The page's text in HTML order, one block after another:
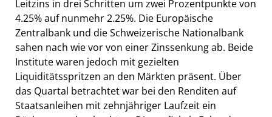
Leitzins in drei Schritten um zwei Prozentpunkte von
4.25% auf nunmehr 2.25%. Die Europäische
Zentralbank und die Schweizerische Nationalbank
sahen nach wie vor von einer Zinssenkung ab. Beide
Institute waren jedoch mit gezielten
Liquiditätsspritzen an den Märkten präsent. Über
das Quartal betrachtet war bei den Renditen auf
Staatsanleihen mit zehnjähriger Laufzeit ein